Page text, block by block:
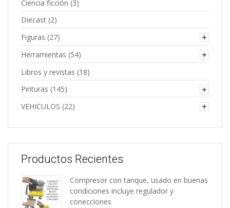
Ciencia ficción (3)
Diecast (2)
Figuras (27)
Herramientas (54)
Libros y revistas (18)
Pinturas (145)
VEHICULOS (22)
Productos Recientes
Compresor con tanque, usado en buenas
condiciones incluye regulador y
conecciones